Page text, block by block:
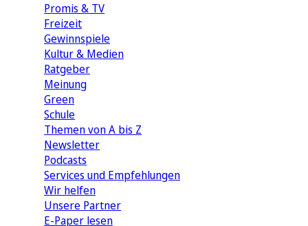
Promis & TV
Freizeit
Gewinnspiele
Kultur & Medien
Ratgeber
Meinung
Green
Schule
Themen von A bis Z
Newsletter
Podcasts
Services und Empfehlungen
Wir helfen
Unsere Partner
E-Paper lesen